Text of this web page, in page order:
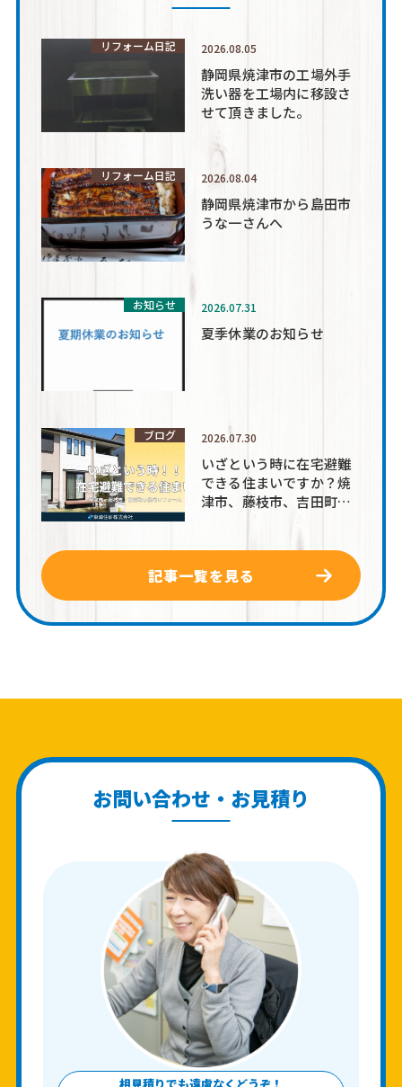
リフォーム日記 2026.08.05
静岡県焼津市の工場外手
洗い器を工場内に移設さ
せて頂きました。
リフォーム日記 2026.08.04
静岡県焼津市から島田市
うな一さんへ
お知らせ 2026.07.31
夏季休業のお知らせ
ブログ 2026.07.30
いざという時に在宅避難
できる住まいですか？焼
津市、藤枝市、吉田町周
記事一覧を見る
お問い合わせ・お見積り
相見積りでも遠慮なくどうぞ！